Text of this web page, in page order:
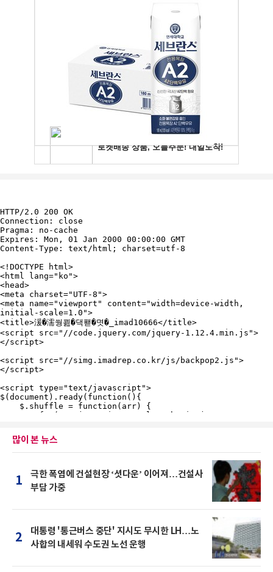
많이 본 뉴스
1
극한 폭염에 건설현장 ‘셧다운’ 이어져…건설사
부담 가중
2
대통령 '통근버스 중단' 지시도 무시한 LH…노
사합의 내세워 수도권 노선 운행